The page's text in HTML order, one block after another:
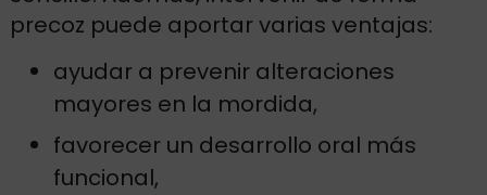
precoz puede aportar varias ventajas:
ayudar a prevenir alteraciones
mayores en la mordida,
favorecer un desarrollo oral más
funcional,